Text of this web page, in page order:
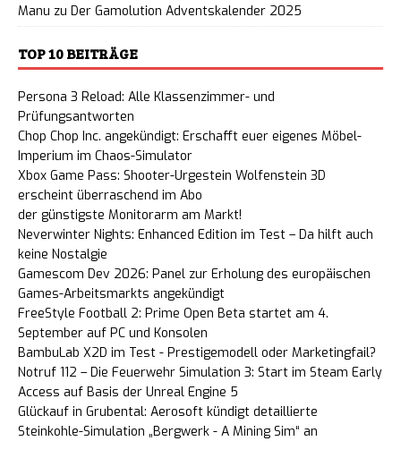
Manu zu Der Gamolution Adventskalender 2025
TOP 10 BEITRÄGE
Persona 3 Reload: Alle Klassenzimmer- und
Prüfungsantworten
Chop Chop Inc. angekündigt: Erschafft euer eigenes Möbel-
Imperium im Chaos-Simulator
Xbox Game Pass: Shooter-Urgestein Wolfenstein 3D
erscheint überraschend im Abo
der günstigste Monitorarm am Markt!
Neverwinter Nights: Enhanced Edition im Test – Da hilft auch
keine Nostalgie
Gamescom Dev 2026: Panel zur Erholung des europäischen
Games-Arbeitsmarkts angekündigt
FreeStyle Football 2: Prime Open Beta startet am 4.
September auf PC und Konsolen
BambuLab X2D im Test - Prestigemodell oder Marketingfail?
Notruf 112 – Die Feuerwehr Simulation 3: Start im Steam Early
Access auf Basis der Unreal Engine 5
Glückauf in Grubental: Aerosoft kündigt detaillierte
Steinkohle-Simulation „Bergwerk - A Mining Sim“ an